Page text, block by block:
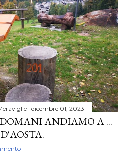
dicembre 01, 2023
ANDIAMO A ...